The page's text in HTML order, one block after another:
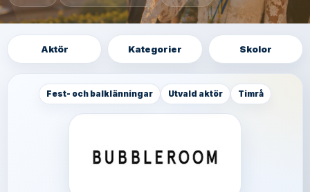
Aktör Kategorier Skolor
Fest- och balklänningar Utvald aktör Timrå